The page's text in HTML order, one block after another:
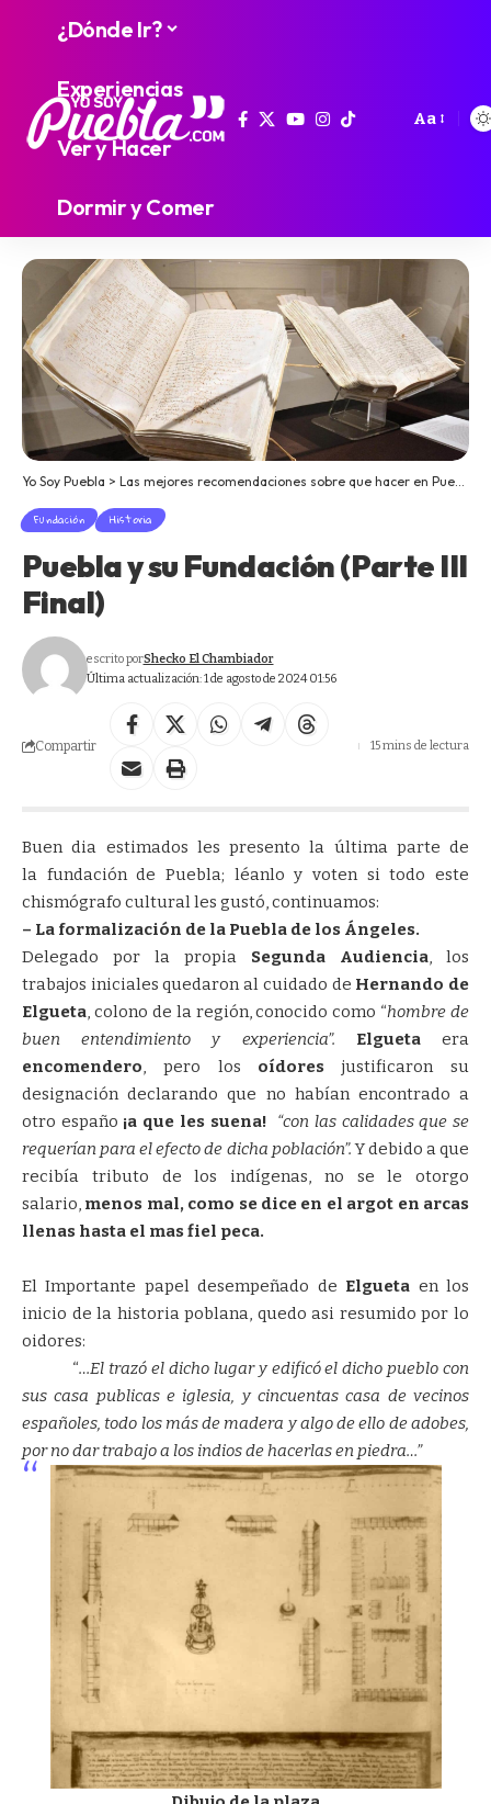
¿Dónde Ir?
Experiencias
Ver y Hacer
Dormir y Comer
Aa
Yo Soy Puebla > Las mejores recomendaciones sobre que hacer en Puebla
Fundación Historia
Puebla y su Fundación (Parte III
Final)
Última actualización: 1 de agosto de 2024 01:56
escrito porShecko El Chambiador
Compartir 15 mins de lectura
Buen dia estimados les presento la última parte de
la fundación de Puebla; léanlo y voten si todo este
chismógrafo cultural les gustó, continuamos:
– La formalización de la Puebla de los Ángeles.
Delegado por la propia Segunda Audiencia, los
trabajos iniciales quedaron al cuidado de Hernando de
Elgueta, colono de la región, conocido como “hombre de
buen entendimiento y experiencia”.
Elguetaera
encomendero, pero los oídores justificaron su
designación declarando que no habían encontrado a
otro españo ¡a que les suena!
“con las calidades que se
requerían para el efecto de dicha población”.Y debido a que
recibía tributo de los indígenas, no se le otorgo
salario, menos mal, como se dice en el argot en arcas
llenas hasta el mas fiel peca.
El Importante papel desempeñado de Elgueta en los
inicio de la historia poblana, quedo asi resumido por lo
oidores:
“…El trazó el dicho lugar y edificó el dicho pueblo con
sus casa publicas e iglesia, y cincuentas casa de vecinos
españoles, todo los más de madera y algo de ello de adobes,
por no dar trabajo a los indios de hacerlas en piedra…”